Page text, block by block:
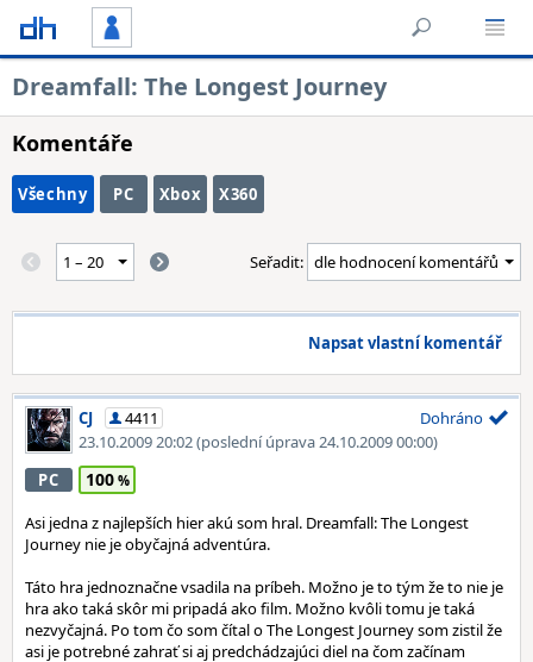
Dreamfall: The Longest Journey
Komentáře
Všechny PC Xbox X360
Seřadit:
Napsat vlastní komentář
CJ
4411
23.10.2009 20:02(poslední úprava 24.10.2009 00:00)
Dohráno
PC 100
Asi jedna z najlepších hier akú som hral. Dreamfall: The Longest
Journey nie je obyčajná adventúra.
Táto hra jednoznačne vsadila na príbeh. Možno je to tým že to nie je
hra ako taká skôr mi pripadá ako film. Možno kvôli tomu je taká
nezvyčajná. Po tom čo som čítal o The Longest Journey som zistil že
asi je potrebné zahrať si aj predchádzajúci diel na čom začínam